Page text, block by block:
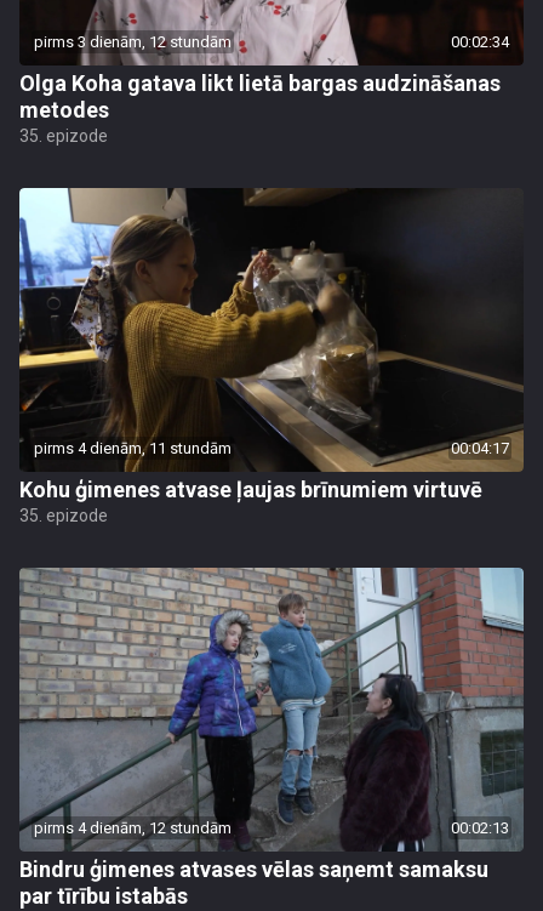
pirms 3 dienām, 12 stundām 00:02:34
Olga Koha gatava likt lietā bargas audzināšanas
metodes
35. epizode
pirms 4 dienām, 11 stundām 00:04:17
Kohu ģimenes atvase ļaujas brīnumiem virtuvē
35. epizode
pirms 4 dienām, 12 stundām 00:02:13
Bindru ģimenes atvases vēlas saņemt samaksu
par tīrību istabās